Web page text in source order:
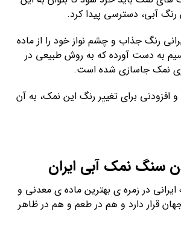
آبی، دسترسی پیدا کرد.
رنگ جذاب و چشم نواز خود را از ماده
به دست آورده که به روش طبیعی در
نمک جاسازی شده است.
برای تغییر رنگ این نمک، به آن
سنگ نمک آبی ایران
در زمره ی بهترین ماده ی معدنی و
قرار دارد و هم در طعم و هم در ظاهر